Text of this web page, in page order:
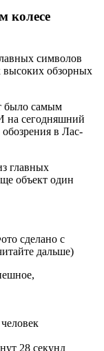
колесе
символов
высоких обзорных
было самым
на сегодняшний
в Лас-
главных
объект один
сделано с
дальше)
28 секунд